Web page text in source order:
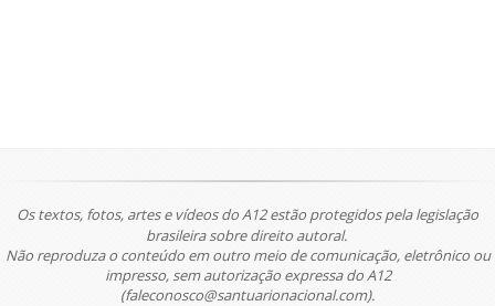
Os textos, fotos, artes e vídeos do A12 estão protegidos pela legislação
brasileira sobre direito autoral.
Não reproduza o conteúdo em outro meio de comunicação, eletrônico ou
impresso, sem autorização expressa do A12
(faleconosco@santuarionacional.com).